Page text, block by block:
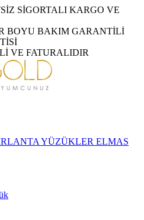
SİGORTALI KARGO VE
BOYU BAKIM GARANTİLİ
VE FATURALIDIR
YÜZÜKLER ELMAS